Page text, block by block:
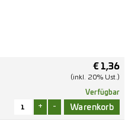
€ 1,36
(inkl. 20% Ust.)
Verfügbar
+ -